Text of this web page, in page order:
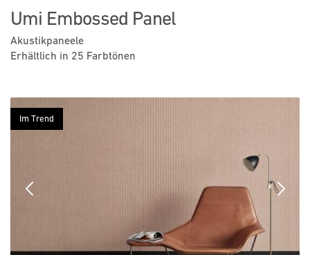
Umi Embossed Panel
Akustikpaneele
Erhältlich in 25 Farbtönen
Previous Next
Im Trend